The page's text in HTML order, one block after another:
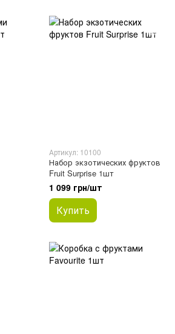
Артикул: 10100
Набор экзотических фруктов
Fruit Surprise 1шт
1 099 грн/шт
Купить